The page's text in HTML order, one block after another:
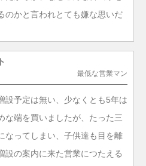
のかと言われとても嫌な思いだ
最低な営業マン
設予定は無い、少なくとも5年は
な端を買いましたが、たった三
なってしまい、子供達も目を離
設の案内に来た営業につたえる